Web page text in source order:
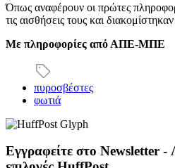
Όπως αναφέρουν οι πρώτες
τις αισθήσεις τους και
Με πληροφορίες από ΑΠΕ-ΜΠΕ
πυροσβέστες
φωτιά
Εγγραφείτε στο Newsletter -